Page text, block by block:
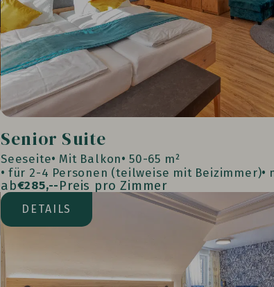
Senior Suite
Seeseite Mit Balkon
50-65 m²
für 2-4 Personen (teilweise mit Beizimmer)
ab€285,-- Preis pro Zimmer
DETAILS
Waldseite